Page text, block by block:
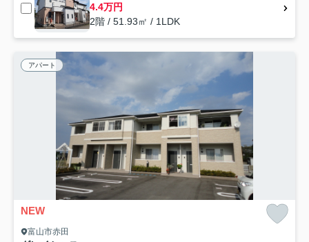
4.4万円
2階 / 51.93㎡ / 1LDK
アパート
NEW
富山市赤田